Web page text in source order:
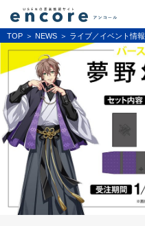
TOP NEWS ライブ／イベント情報